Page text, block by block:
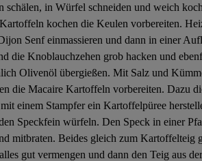
schälen, in Würfel schneiden und weich
kochen die Keulen vorbereiten.
Senf einmassieren und dann in einer
die Knoblauchzehen grob hacken und
Olivenöl übergießen. Mit Salz und
die Macaire Kartoffeln vorbereiten. Dazu
einem Stampfer ein Kartoffelpüree
Speckfein würfeln. Den Speck in einer
mitbraten. Beides gleich zum Kartoffelteig
gut vermengen und dann den Teig aus